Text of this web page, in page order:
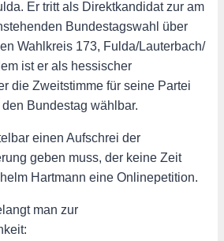
Er tritt als Direktkandidat zur am
Bundestagswahl über
Wahlkreis 173, Fulda/Lauterbach/
ist er als hessischer
die Zweitstimme für seine Partei
Bundestag wählbar.
einen Aufschrei der
geben muss, der keine Zeit
Hartmann eine Onlinepetition.
man zur